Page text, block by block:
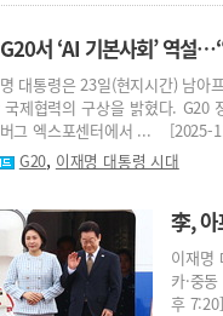
서 ‘AI 기본사회’ 역설
대통령은 23일(현지시간) 남아
국제협력의 구상을 밝혔다. G20
그 엑스포센터에서 ... [2025-
G20, 이재명 대통령 시대
李, 아
이재명
카·중
후 7:20]